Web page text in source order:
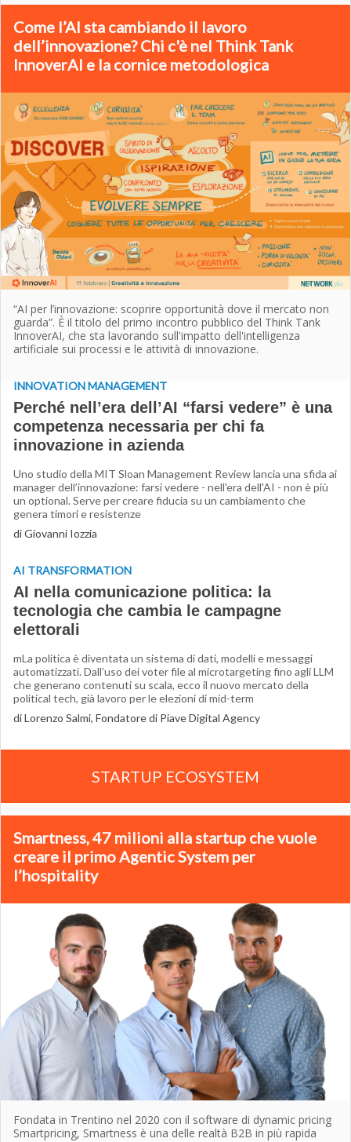
Come l’AI sta cambiando il lavoro
dell’innovazione? Chi c'è nel Think Tank
InnoverAI e la cornice metodologica
“AI per l’innovazione: scoprire opportunità dove il mercato non
guarda”. È il titolo del primo incontro pubblico del Think Tank
InnoverAI, che sta lavorando sull'impatto dell'intelligenza
artificiale sui processi e le attività di innovazione.
INNOVATION MANAGEMENT
Perché nell’era dell’AI “farsi vedere” è una
competenza necessaria per chi fa
innovazione in azienda
Uno studio della MIT Sloan Management Review lancia una sfida ai
manager dell’innovazione: farsi vedere - nell'era dell'AI - non è più
un optional. Serve per creare fiducia su un cambiamento che
genera timori e resistenze
di Giovanni Iozzia
AI TRANSFORMATION
AI nella comunicazione politica: la
tecnologia che cambia le campagne
elettorali
mLa politica è diventata un sistema di dati, modelli e messaggi
automatizzati. Dall’uso dei voter file al microtargeting fino agli LLM
che generano contenuti su scala, ecco il nuovo mercato della
political tech, già lavoro per le elezioni di mid-term
di Lorenzo Salmi, Fondatore di Piave Digital Agency
STARTUP ECOSYSTEM
Smartness, 47 milioni alla startup che vuole
creare il primo Agentic System per
l’hospitality
Fondata in Trentino nel 2020 con il software di dynamic pricing
Smartpricing, Smartness è una delle realtà B2B in più rapida